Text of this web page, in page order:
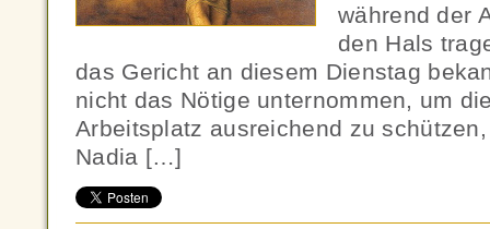
während der
den Hals
das Gericht an diesem Dienstag
nicht das Nötige unternommen, um
Arbeitsplatz ausreichend zu
Nadia […]